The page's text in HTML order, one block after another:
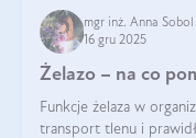
mgr inż. Anna Sobol
16 gru 2025
Żelazo – na co
Funkcje żelaza w
transport tlenu i